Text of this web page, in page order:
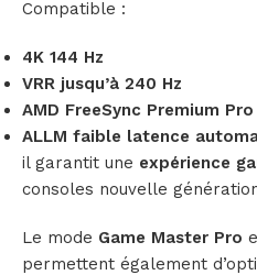
Compatible :
4K 144 Hz
VRR jusqu’à 240 Hz
AMD FreeSync Premium Pro
ALLM faible latence
il garantit une expérience
consoles nouvelle
Le mode Game Master Pro
permettent également